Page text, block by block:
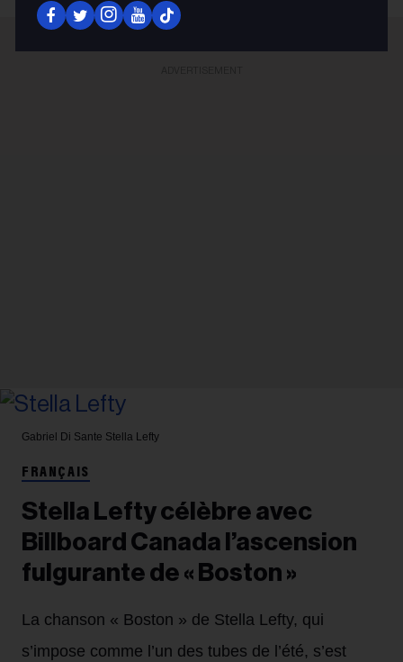
Gabriel Di Sante Stella Lefty
FRANÇAIS
Stella Lefty célèbre avec
Billboard Canada l’ascension
fulgurante de « Boston »
La chanson « Boston » de Stella Lefty, qui
s’impose comme l’un des tubes de l’été, s’est